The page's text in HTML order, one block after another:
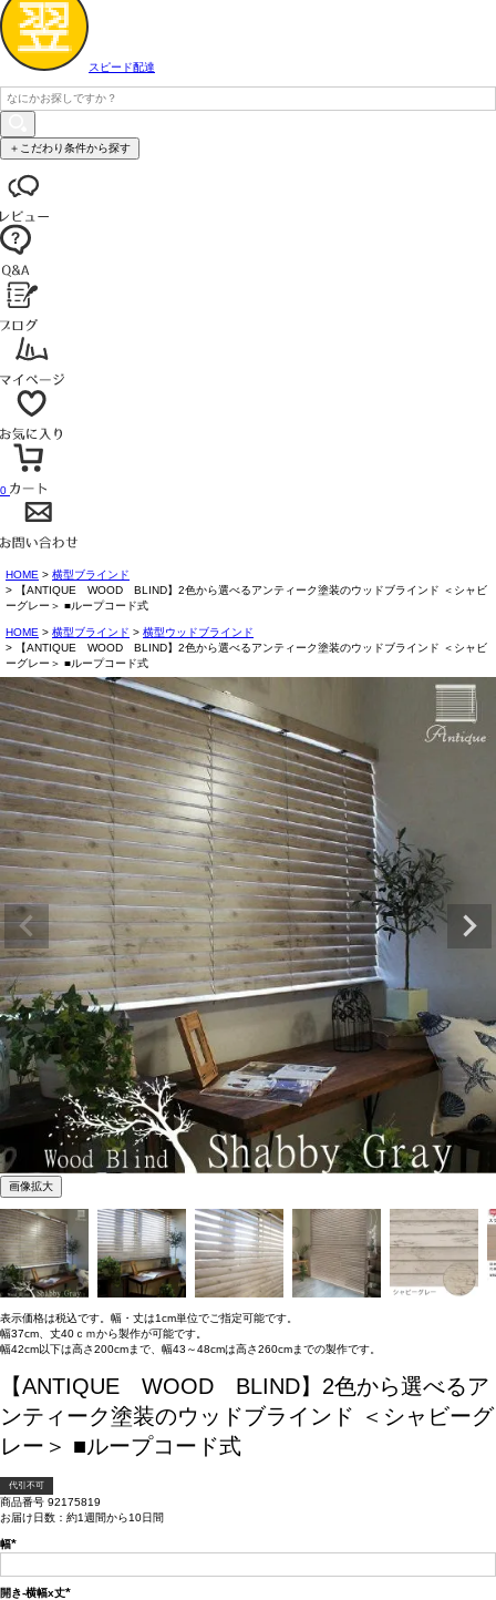
スピード配達
＋こだわり条件から探す
0
HOME
横型ブラインド
【ANTIQUE WOOD BLIND】2色から選べるアンティーク塗装のウッドブラインド ＜シャビ
ーグレー＞ ■ループコード式
HOME 横型ブラインド
横型ウッドブラインド
【ANTIQUE WOOD BLIND】2色から選べるアンティーク塗装のウッドブラインド ＜シャビ
ーグレー＞ ■ループコード式
画像拡大
表示価格は税込です。幅・丈は1cm単位でご指定可能です。
幅37cm、丈40ｃｍから製作が可能です。
幅42cm以下は高さ200cmまで、幅43～48cmは高さ260cmまでの製作です。
【ANTIQUE WOOD BLIND】2色から選べるア
ンティーク塗装のウッドブラインド ＜シャビーグ
レー＞ ■ループコード式
代引不可
商品番号 92175819
お届け日数：約1週間から10日間
幅
須)
開き-横幅x丈